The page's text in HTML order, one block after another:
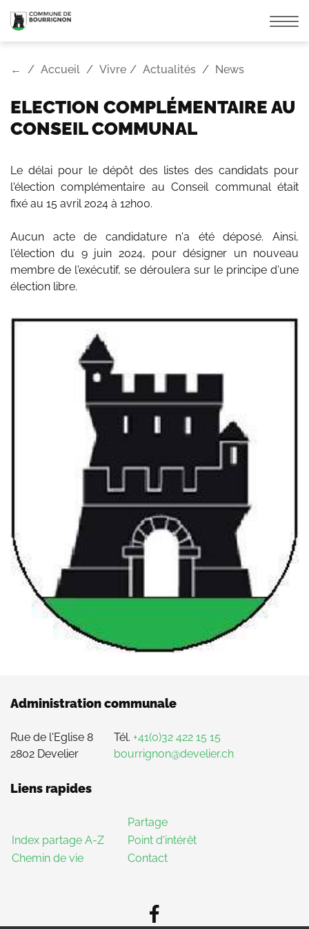
la
← Accueil Vivre Actualités News
ELECTION COMPLÉMENTAIRE AU
CONSEIL COMMUNAL
Le délai pour le dépôt des listes des candidats pour
l'élection complémentaire au Conseil communal était
fixé au 15 avril 2024 à 12h00.
Aucun acte de candidature n'a été déposé. Ainsi,
l'élection du 9 juin 2024, pour désigner un nouveau
membre de l'exécutif, se déroulera sur le principe d'une
élection libre.
Administration communale
Rue de l'Eglise 8
2802 Develier
Tél. +41(0)32 422 15 15
bourrignon@develier.ch
Liens rapides
Index partage A-Z
Chemin de vie
Partage
Point d'intérêt
Contact